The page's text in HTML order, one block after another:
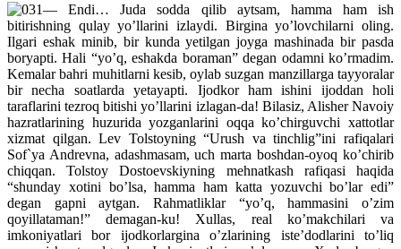
— Endi… Juda sodda qilib aytsam, hamma ham ish
bitirishning qulay yo’llarini izlaydi. Birgina yo’lovchilarni oling.
Ilgari eshak minib, bir kunda yetilgan joyga mashinada bir pasda
boryapti. Hali “yo’q, eshakda boraman” degan odamni ko’rmadim.
Kemalar bahri muhitlarni kesib, oylab suzgan manzillarga tayyoralar
bir necha soatlarda yetayapti. Ijodkor ham ishini ijoddan holi
taraflarini tezroq bitishi yo’llarini izlagan-da! Bilasiz, Alisher Navoiy
hazratlarining huzurida yozganlarini oqqa ko’chirguvchi xattotlar
xizmat qilgan. Lev Tolstoyning “Urush va tinchlig”ini rafiqalari
Sof`ya Andrevna, adashmasam, uch marta boshdan-oyoq ko’chirib
chiqqan. Tolstoy Dostoevskiyning mehnatkash rafiqasi haqida
“shunday xotini bo’lsa, hamma ham katta yozuvchi bo’lar edi”
degan gapni aytgan. Rahmatliklar “yo’q, hammasini o’zim
qoyillataman!” demagan-ku! Xullas, real ko’makchilari va
imkoniyatlari bor ijodkorlargina o’zlarining iste’dodlarini to’liq